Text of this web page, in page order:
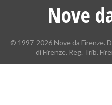
Nove
© 1997-2026 Nove da Firenze.
di Firenze. Reg. Trib.